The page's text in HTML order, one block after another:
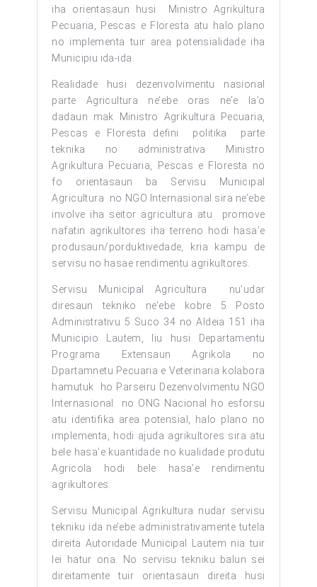
iha orientasaun husi Ministro Agrikultura
Pecuaria, Pescas e Floresta atu halo plano
no implementa tuir area potensialidade iha
Municipiu ida-ida.
Realidade husi dezenvolvimentu nasional
parte Agricultura ne’ebe oras ne’e la’o
dadaun mak Ministro Agrikultura Pecuaria,
Pescas e Floresta defini politika parte
teknika no administrativa Ministro
Agrikultura Pecuaria, Pescas e Floresta no
fo orientasaun ba Servisu Municipal
Agricultura no NGO Internasional sira ne’ebe
involve iha seitor agricultura atu promove
nafatin agrikultores iha terreno hodi hasa’e
produsaun/porduktivedade, kria kampu de
servisu no hasae rendimentu agrikultores.
Servisu Municipal Agricultura nu’udar
diresaun tekniko ne’ebe kobre 5 Posto
Administrativu 5 Suco 34 no Aldeia 151 iha
Municipio Lautem, liu husi Departamentu
Programa Extensaun Agrikola no
Dpartamnetu Pecuaria e Veterinaria kolabora
hamutuk ho Parseiru Dezenvolvimentu NGO
Internasional no ONG Nacional ho esforsu
atu identifika area potensial, halo plano no
implementa, hodi ajuda agrikultores sira atu
bele hasa’e kuantidade no kualidade produtu
Agricola hodi bele hasa’e rendimentu
agrikultores.
Servisu Municipal Agrikultura nudar servisu
tekniku ida ne’ebe administrativamente tutela
direita Autoridade Municipal Lautem nia tuir
lei hatur ona. No servisu tekniku balun sei
direitamente tuir orientasaun direita husi